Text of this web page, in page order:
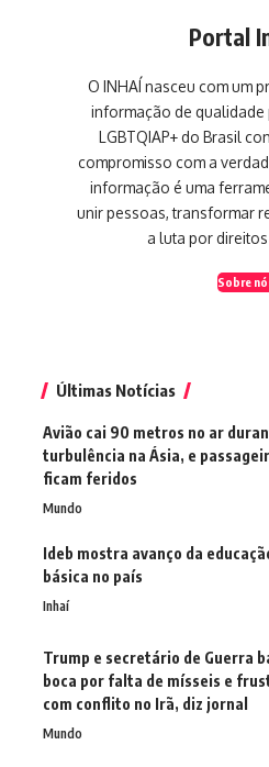
Portal
O INHAÍ nasceu com um
informação de qualidade
LGBTQIAP+ do Brasil
compromisso com a
informação é uma
unir pessoas, transformar
a luta por
Sobre
Últimas Notícias
Avião cai 90 metros no ar
turbulência na Ásia, e
ficam feridos
Mundo
Ideb mostra avanço da
básica no país
Inhaí
Trump e secretário de Guerra
boca por falta de mísseis e
com conflito no Irã, diz jornal
Mundo